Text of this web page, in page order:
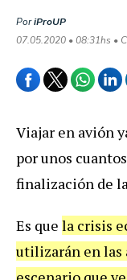
PoriProUP
07.05.2020 • 08:31hs •
Viajar en avión
por unos
finalización de
Es que la crisis
utilizarán en las